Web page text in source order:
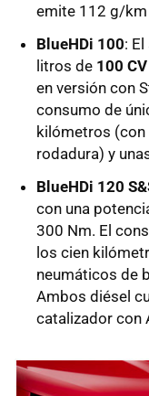
emite 112 g/km
BlueHDi 100:
litros de 100 CV
en versión con
consumo de
kilómetros (con
rodadura) y
BlueHDi 120
con una
300 Nm. El
los cien
neumáticos de
Ambos diésel
catalizador con